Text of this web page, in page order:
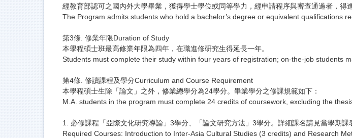
經教育部認可之國內外大學畢業，獲得學士學位或同等學力，經申請程序與審查通過者，得
The Program admits students who hold a bachelor’s degree or equivalent qualifications
第3條. 修業年限Duration of Study
本學程碩士班最高修業年限為四年，在職進修研究生得延長一年。
Students must complete their study within four years of registration; on-the-job students
第4條. 修讀課程及學分Curriculum and Course Requirement
本學程碩士生除「論文」之外，修業總學分為24學分。畢業學分之修課規範如下：
M.A. students in the program must complete 24 credits of coursework, excluding the
1. 必修課程「亞際文化研究導論」3學分、「論文研究方法」3學分。詳細課名請見當學期課
Required Courses: Introduction to Inter-Asia Cultural Studies (3 credits) and Research